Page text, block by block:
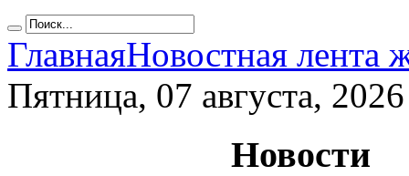
ГлавнаяНовостная лента
Пятница, 07 августа, 2026
Новости